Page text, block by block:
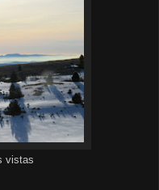
vistas